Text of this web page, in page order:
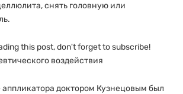
снять головную или
this post, don't forget to subscribe!
воздействия
аппликатора доктором Кузнецовым был